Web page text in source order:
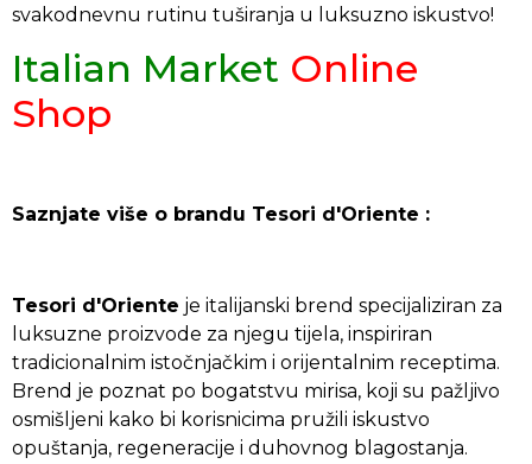
svakodnevnu rutinu tuširanja u luksuzno iskustvo!
Italian Market Online
Shop
Saznjate više o brandu Tesori d'Oriente :
Tesori d'Oriente je italijanski brend specijaliziran za
luksuzne proizvode za njegu tijela, inspiriran
tradicionalnim istočnjačkim i orijentalnim receptima.
Brend je poznat po bogatstvu mirisa, koji su pažljivo
osmišljeni kako bi korisnicima pružili iskustvo
opuštanja, regeneracije i duhovnog blagostanja.